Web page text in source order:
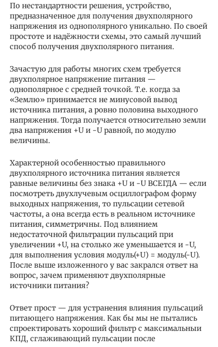
По нестандартности решения, устройство,
предназначенное для получения двухполярного
напряжения из однополярного уникально. По своей
простоте и надёжности схемы, это самый лучший
способ получения двухполярного питания.
Зачастую для работы многих схем требуется
двухполярное напряжение питания —
однополярное с средней точкой. Т.е. когда за
«Землю» принимается не минусовой вывод
источника питания, а ровно половина выходного
напряжения. Тогда получается относительно земли
два напряжения +U и -U равной, по модулю
величины.
Характерной особенностью правильного
двухполярного источника питания является
равные величины без знака +U и -U ВСЕГДА — если
посмотреть двухлучевым осциллографом форму
выходных напряжения, то пульсации сетевой
частоты, а она всегда есть в реальном источнике
питания, симметричны. Под влиянием
недостаточной фильтрации пульсаций при
увеличении +U, на столько же уменьшается и -U,
для выполнения условия модуль(+U) = модуль(-U).
После выше изложенного у вас закрался ответ на
вопрос, зачем применяют двухполярные
источники питания?
Ответ прост — для устранения влияния пульсаций
питающего напряжения. Как бы мы не пытались
спроектировать хороший фильтр с максимальныи
КПД, сглаживающий пульсации после